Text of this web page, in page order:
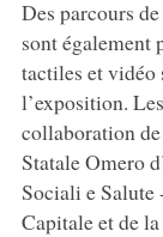
Des parcours
sont également
tactiles et vidéo
l’exposition.
collaboration
Statale Omero
Sociali e Salute
Capitale et de